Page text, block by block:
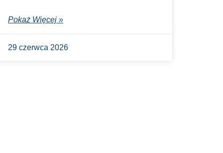
Pokaż Więcej »
29 czerwca 2026